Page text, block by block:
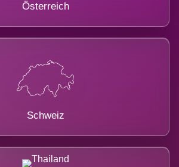
Österreich
Schweiz